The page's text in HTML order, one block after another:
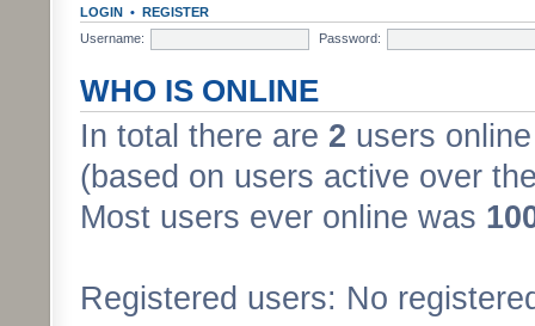
LOGIN • REGISTER
Username:
Password:
WHO IS ONLINE
In total there are 2 users
(based on users active over
Most users ever online was
Registered users: No